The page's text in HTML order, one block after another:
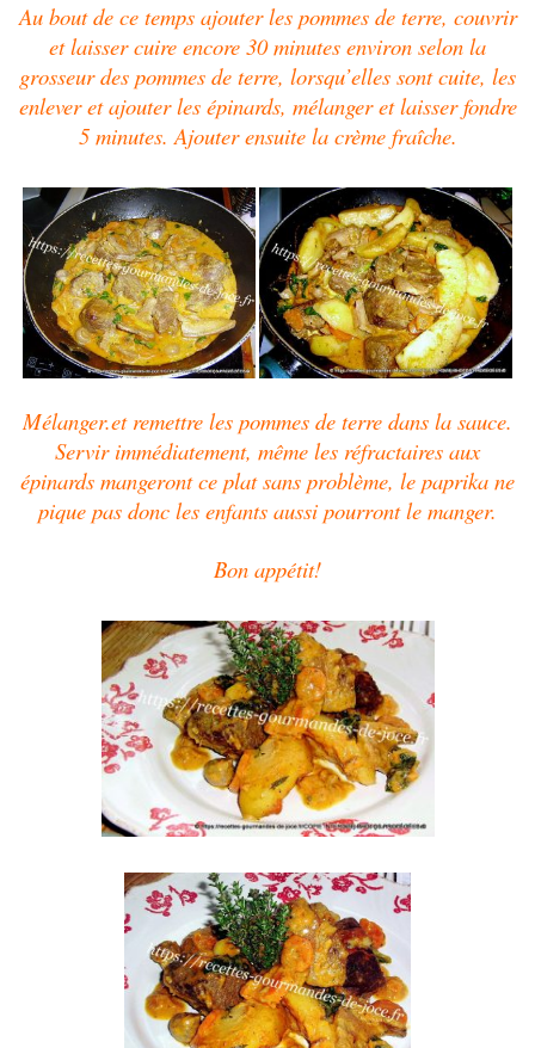
Au bout de ce temps ajouter les pommes de terre, couvrir
et laisser cuire encore 30 minutes environ selon la
grosseur des pommes de terre, lorsqu’elles sont cuite, les
enlever et ajouter les épinards, mélanger et laisser fondre
5 minutes.Ajouter ensuite la crème fraîche.
Mélanger.et remettre les pommes de terre dans la sauce.
Servir immédiatement, même les réfractaires aux
épinards mangeront ce plat sans problème, le paprika ne
pique pas donc les enfants aussi pourront le manger.
Bon appétit!